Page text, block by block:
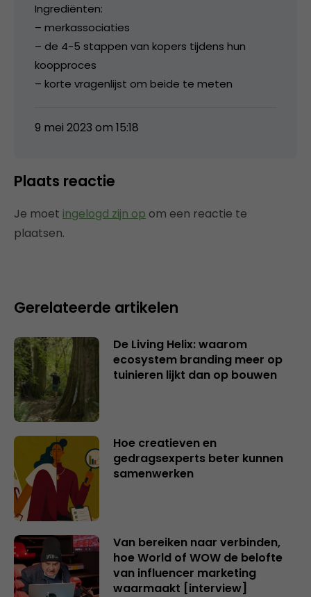
Ingrediënten:
– merkassociaties
– de 4-5 stappen van kopers tijdens hun
koopproces
– korte vragenlijst om beide te meten
9 mei 2023 om 15:18
Plaats reactie
Je moet ingelogd zijn op om een reactie te
plaatsen.
Gerelateerde artikelen
De Living Helix: waarom
ecosystem branding meer op
tuinieren lijkt dan op bouwen
Hoe creatieven en
gedragsexperts beter kunnen
samenwerken
Van bereiken naar verbinden,
hoe World of WOW de belofte
van influencer marketing
waarmaakt [interview]